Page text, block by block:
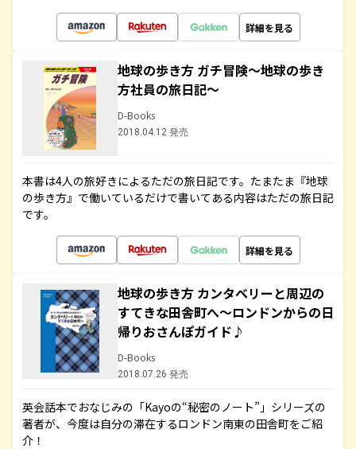
詳細を見る
地球の歩き方 ガチ冒険～地球の歩き
方社員の旅日記～
D-Books
2018.04.12 発売
本書は4人の旅好きによるただの旅日記です。たまたま『地球
の歩き方』で働いているだけで書いてある内容はただの旅日記
です。
詳細を見る
地球の歩き方 カンタベリーと周辺の
すてきな田舎町へ～ロンドンからの日
帰りおさんぽガイド♪
D-Books
2018.07.26 発売
英会話本でおなじみの「Kayoの“秘密のノート”」シリーズの
著者が、今度は自分の滞在するロンドン南東の田舎町をご紹
介！